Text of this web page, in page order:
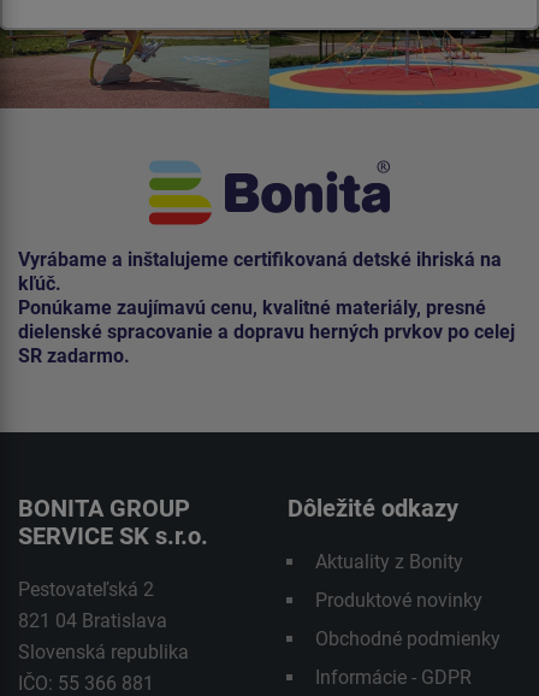
Vyrábame a inštalujeme certifikovaná detské ihriská na
kľúč.
Ponúkame zaujímavú cenu, kvalitné materiály, presné
dielenské spracovanie a dopravu herných prvkov po celej
SR zadarmo.
BONITA GROUP
SERVICE SK s.r.o.
Pestovateľská 2
821 04 Bratislava
Slovenská republika
IČO: 55 366 881
Dôležité odkazy
Aktuality z Bonity
Produktové novinky
Obchodné podmienky
Informácie - GDPR